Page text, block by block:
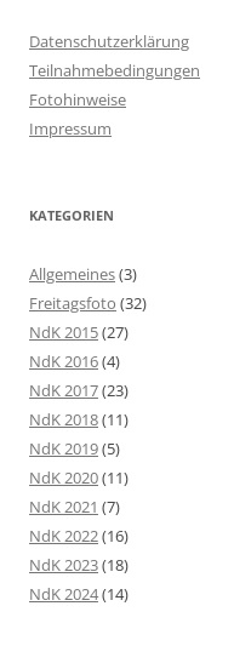
Datenschutzerklärung
Teilnahmebedingungen
Fotohinweise
Impressum
KATEGORIEN
Allgemeines(3)
Freitagsfoto (32)
NdK 2015(27)
NdK 2016(4)
NdK 2017(23)
NdK 2018(11)
NdK 2019(5)
NdK 2020(11)
NdK 2021 (7)
NdK 2022(16)
NdK 2023(18)
NdK 2024(14)